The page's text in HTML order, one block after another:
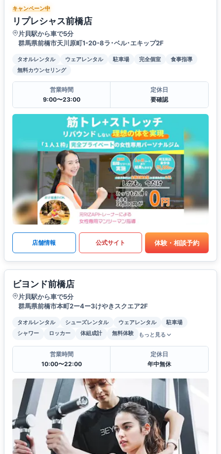
キャンペーン中
リプレシャス前橋店
片貝駅から車で5分
群馬県前橋市天川原町1-20-8ラ･ベル･エキップ2F
タオルレンタル ウェアレンタル 駐車場 完全個室
食事指導
無料カウンセリング
営業時間
9:00〜23:00
定休日
要確認
店舗情報 公式サイト 体験・相談予約
ビヨンド前橋店
片貝駅から車で5分
群馬県前橋市本町2ー4ー3けやきスクエア2F
タオルレンタル シューズレンタル ウェアレンタル
駐車場
シャワー
ロッカー 体組成計 無料体験 もっと見る
営業時間
10:00〜22:00
定休日
年中無休